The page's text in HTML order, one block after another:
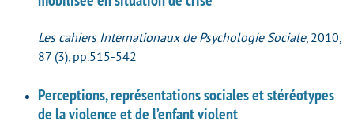
Les cahiers Internationaux de Psychologie Sociale, 2010,
87 (3), pp.515-542
Perceptions, représentations sociales et stéréotypes
de la violence et de l’enfant violent